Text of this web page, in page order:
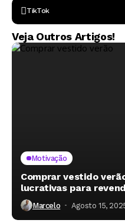
TikTok
Veja Outros Artigos!
Motivação
Comprar vestido
lucrativas para
Marcelo Agosto 15,